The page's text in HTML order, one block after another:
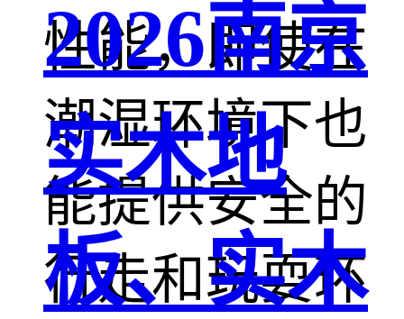
性能，即使在
潮湿环境下也
能提供安全的
行走和玩耍环
2026南京
实木地
板、实木